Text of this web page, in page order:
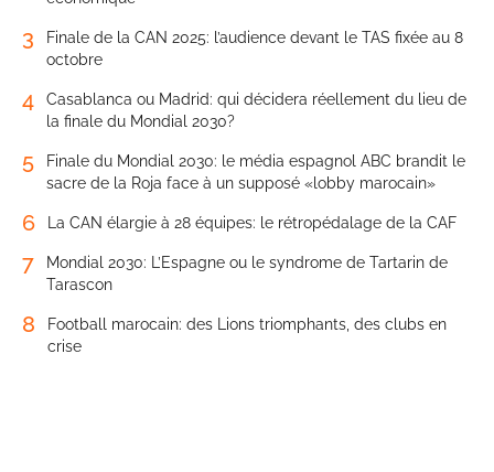
3
Finale de la CAN 2025: l’audience devant le TAS fixée au 8
octobre
4
Casablanca ou Madrid: qui décidera réellement du lieu de
la finale du Mondial 2030?
5
Finale du Mondial 2030: le média espagnol ABC brandit le
sacre de la Roja face à un supposé «lobby marocain»
6 La CAN élargie à 28 équipes: le rétropédalage de la CAF
7
Mondial 2030: L’Espagne ou le syndrome de Tartarin de
Tarascon
8
Football marocain: des Lions triomphants, des clubs en
crise